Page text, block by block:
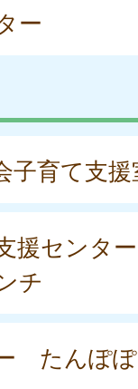
ー
子育て支
援センター
チ
たんぽぽ